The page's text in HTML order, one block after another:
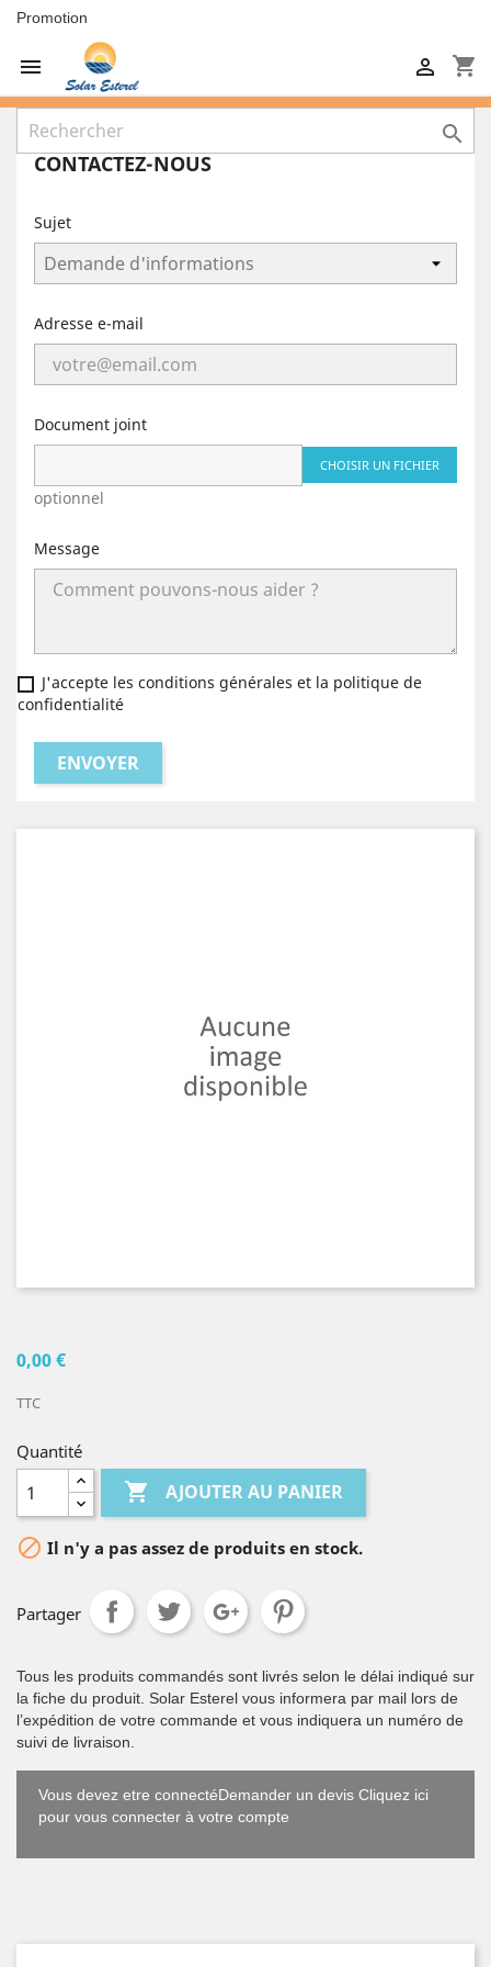
Promotion
 shopping_cart


CONTACTEZ-NOUS
Sujet
Adresse e-mail
Document joint
CHOISIR UN FICHIER
optionnel
Message
J'accepte les conditions générales et la politique de
confidentialité
0,00 €
TTC
Quantité
 AJOUTER AU PANIER
 Il n'y a pas assez de produits en stock.
Partager
Tous les produits commandés sont livrés selon le délai indiqué sur
la fiche du produit. Solar Esterel vous informera par mail lors de
l’expédition de votre commande et vous indiquera un numéro de
suivi de livraison.
Vous devez etre connectéDemander un devis Cliquez ici
pour vous connecter à votre compte